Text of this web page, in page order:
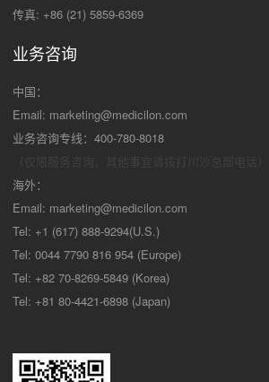
传真: +86 (21) 5859-6369
业务咨询
中国：
Email: marketing@medicilon.com
业务咨询专线：400-780-8018
海外：
Email: marketing@medicilon.com
Tel: +1 (617) 888-9294(U.S.)
Tel: 0044 7790 816 954 (Europe)
Tel: +82 70-8269-5849 (Korea)
Tel: +81 80-4421-6898 (Japan)